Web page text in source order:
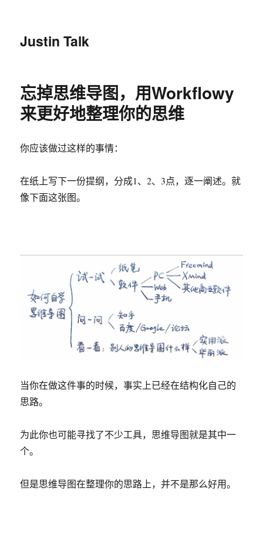
Justin Talk
忘掉思维导图，用Workflowy
来更好地整理你的思维
你应该做过这样的事情：
在纸上写下一份提纲，分成1、2、3点，逐一阐述。就
像下面这张图。
当你在做这件事的时候，事实上已经在结构化自己的
思路。
为此你也可能寻找了不少工具，思维导图就是其中一
个。
但是思维导图在整理你的思路上，并不是那么好用。